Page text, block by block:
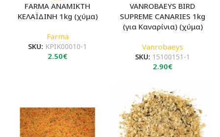
FARMA ΑΝΑΜΙΚΤΗ
ΚΕΛΑΪΔΙΝΗ 1kg (χύμα)
Farma
SKU: KPIK00010-1
2.50€
VANROBAEYS BIRD
SUPREME CANARIES 1kg
(για Καναρίνια) (χύμα)
Vanrobaeys
SKU: 15100151-1
2.90€